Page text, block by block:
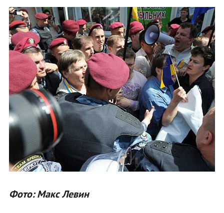
Фото: Макс Левин